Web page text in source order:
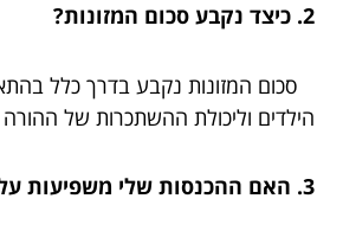
2. כיצד נקבע סכום המזונות?
סכום המזונות נקבע בדרך כלל
הילדים וליכולת ההשתכרות של
3. האם ההכנסות שלי משפיעות על המזונות?